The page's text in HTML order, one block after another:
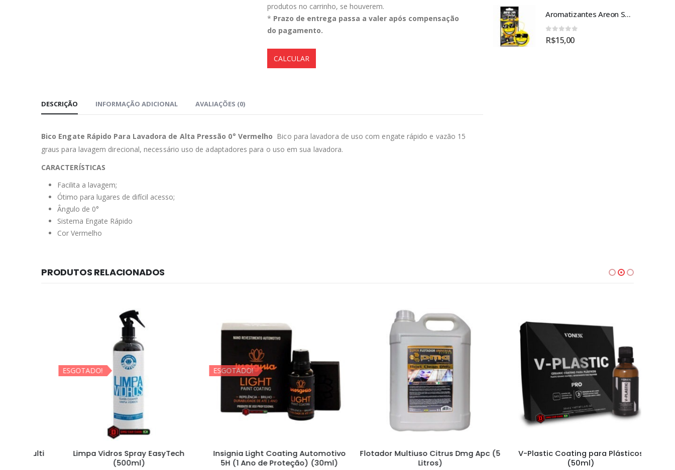
produtos no carrinho, se houverem.
* Prazo de entrega passa a valer após compensação
do pagamento.
CALCULAR
DESCRIÇÃO INFORMAÇÃO ADICIONAL AVALIAÇÕES (0)
Bico Engate Rápido Para Lavadora de Alta Pressão 0° Vermelho Bico para lavadora de uso com engate rápido e vazão 15
graus para lavagem direcional, necessário uso de adaptadores para o uso em sua lavadora.
CARACTERÍSTICAS
Facilita a lavagem;
Ótimo para lugares de difícil acesso;
ngulo de 0°
Sistema Engate Rápido
Cor Vermelho
out of 5
Aromatizantes Areon Smile Black Crystal (1un)
0 out of 5
R$15,00
PRODUTOS RELACIONADOS
ESGOTADO!
Limpa Vidros Spray EasyTech
(500ml)
ESGOTADO!
Insignia Light Coating Automotivo
5H (1 Ano de Proteção) (30ml)
Flotador Multiuso Citrus Dmg Apc (5
Litros)
V-Plastic Coating para Plásticos
(50ml)